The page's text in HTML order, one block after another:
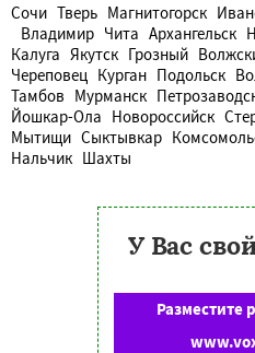
Сочи Тверь Магнитогорск
Владимир Чита Архангельск
Калуга Якутск Грозный
Череповец Курган Подольск
Тамбов Мурманск
Йошкар-Ола Новороссийск
Мытищи Сыктывкар
Нальчик Шахты
У Вас
Разместите